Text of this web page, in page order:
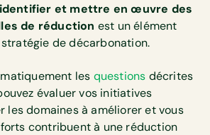
identifier et mettre en œuvre des
de réduction est un élément
de décarbonation.
les questions décrites
évaluer vos initiatives
les domaines à améliorer et vous
contribuent à une réduction